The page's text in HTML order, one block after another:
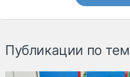
Публикации по